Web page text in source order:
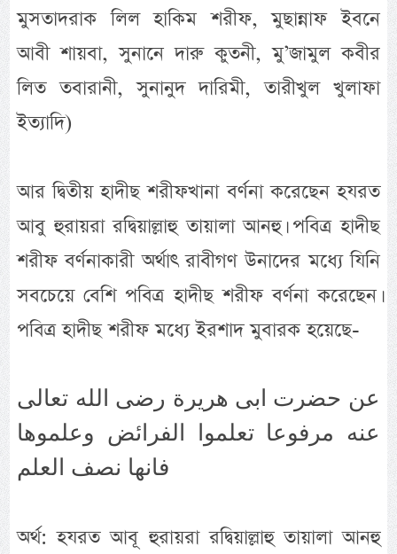
মুসতাদরাক লিল হাকিম শরীফ, মুছান্নাফ ইবনে
আবী শায়বা, সুনানে দারু কুতনী, মু’জামুল কবীর
লিত তবারানী, সুনানুদ দারিমী, তারীখুল খুলাফা
ইত্যাদি)
আর দ্বিতীয় হাদীছ শরীফখানা বর্ণনা করেছেন হযরত
আবু হুরায়রা রদ্বিয়াল্লাহু তায়ালা আনহু। পবিত্র হাদীছ
শরীফ বর্ণনাকারী অর্থাৎ রাবীগণ উনাদের মধ্যে যিনি
সবচেয়ে বেশি পবিত্র হাদীছ শরীফ বর্ণনা করেছেন।
পবিত্র হাদীছ শরীফ মধ্যে ইরশাদ মুবারক হয়েছে-
عن حضرت ابى هريرة رضى الله تعالى
عنه مرفوعا تعلموا الفرائض وعلموها
فانها نصف العلم
অর্থ: হযরত আবূ হুরায়রা রদ্বিয়াল্লাহু তায়ালা আনহু